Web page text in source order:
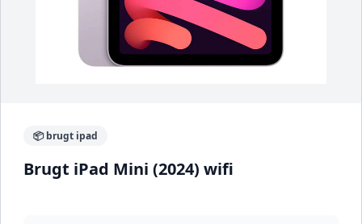
📦 brugt ipad
Brugt iPad Mini (2024) wifi